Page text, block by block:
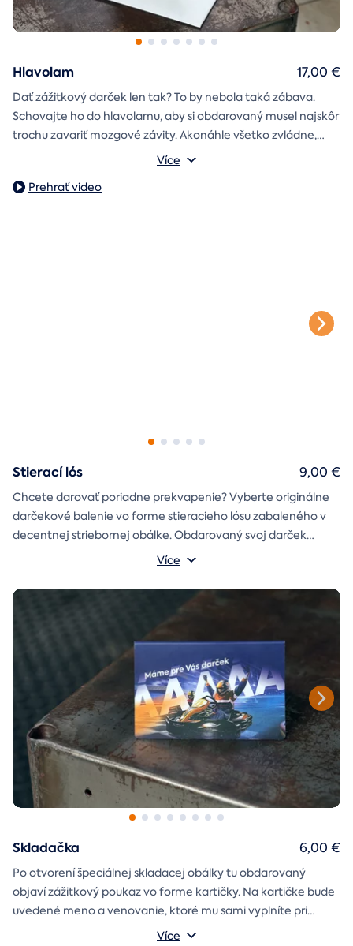
Hlavolam
Dať zážitkový darček len tak? To by nebola taká zábava.
Schovajte ho do hlavolamu, aby si obdarovaný musel najskôr
trochu zavariť mozgové závity. Akonáhle všetko zvládne,
objaví poukaz na zážitok i s vašim venováním.
Vonkajšie rozmery: 15,5 × 8,5 × 5 cm
Více
17,00 €
Prehrať video
Stierací lós
Chcete darovať poriadne prekvapenie? Vyberte originálne
darčekové balenie vo forme stieracieho lósu zabaleného v
decentnej striebornej obálke. Obdarovaný svoj darček
objaví až po chvíľke napätia počas stierania. Jedno je isté, u
Více
9,00 €
Skladačka
Po otvorení špeciálnej skladacej obálky tu obdarovaný
objaví zážitkový poukaz vo forme kartičky. Na kartičke bude
uvedené meno a venovanie, ktoré mu sami vyplníte pri
Více
6,00 €